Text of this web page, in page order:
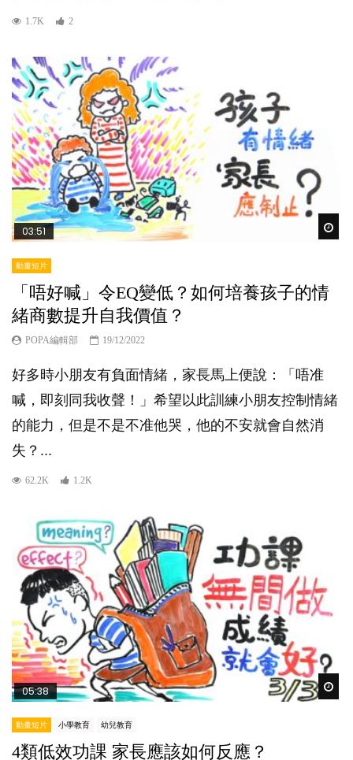
1.7K 2
03:51
動畫短片
「唔好喊」令EQ變低？如何培養孩子的情
緒商數提升自我價值？
POPA編輯部 19/12/2022
好多時小朋友有負面情緒，家長馬上便說：「唔准
喊，即刻同我收聲！」希望以此訓練小朋友控制情緒
的能力，但是不是不准他哭，他的不安就會自然消
失？...
62.2K 1.2K
05:38
動畫短片 小學教育 幼兒教育
4類低效功課 家長應該如何反應？